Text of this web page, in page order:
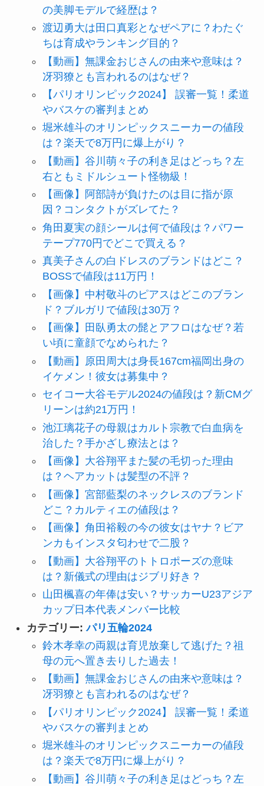
の美脚モデルで経歴は？
渡辺勇大は田口真彩となぜペアに？わたぐ
ちは育成やランキング目的？
【動画】無課金おじさんの由来や意味は？
冴羽獠とも言われるのはなぜ？
【パリオリンピック2024】 誤審一覧！柔道
やバスケの審判まとめ
堀米雄斗のオリンピックスニーカーの値段
は？楽天で8万円に爆上がり？
【動画】谷川萌々子の利き足はどっち？左
右ともミドルシュート怪物級！
【画像】阿部詩が負けたのは目に指が原
因？コンタクトがズレてた？
角田夏実の顔シールは何で値段は？パワー
テープ770円でどこで買える？
真美子さんの白ドレスのブランドはどこ？
BOSSで値段は11万円！
【画像】中村敬斗のピアスはどこのブラン
ド？ブルガリで値段は30万？
【画像】田臥勇太の髭とアフロはなぜ？若
い頃に童顔でなめられた？
【動画】原田周大は身長167cm福岡出身の
イケメン！彼女は募集中？
セイコー大谷モデル2024の値段は？新CMグ
リーンは約21万円！
池江璃花子の母親はカルト宗教で白血病を
治した？手かざし療法とは？
【画像】大谷翔平また髪の毛切った理由
は？ヘアカットは髪型の不評？
【画像】宮部藍梨のネックレスのブランド
どこ？カルティエの値段は？
【画像】角田裕毅の今の彼女はヤナ？ビア
ンカもインスタ匂わせで二股？
【動画】大谷翔平のトトロポーズの意味
は？新儀式の理由はジブリ好き？
山田楓喜の年俸は安い？サッカーU23アジア
カップ日本代表メンバー比較
カテゴリー:パリ五輪2024
鈴木孝幸の両親は育児放棄して逃げた？祖
母の元へ置き去りした過去！
【動画】無課金おじさんの由来や意味は？
冴羽獠とも言われるのはなぜ？
【パリオリンピック2024】 誤審一覧！柔道
やバスケの審判まとめ
堀米雄斗のオリンピックスニーカーの値段
は？楽天で8万円に爆上がり？
【動画】谷川萌々子の利き足はどっち？左